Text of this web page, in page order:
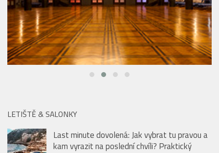
kam vyrazit na poslední chvíli? Praktický
40 let s ikonickými uniformami Emirates: od